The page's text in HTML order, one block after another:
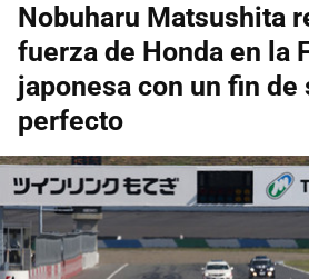
Nobuharu Matsushita
fuerza de Honda en la
japonesa con un fin de
perfecto